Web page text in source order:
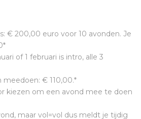
€ 200,00 euro voor 10 avonden. Je
of 1 februari is intro, alle 3
meedoen: € 110,00.*
kiezen om een avond mee te doen
maar vol=vol dus meldt je tijdig